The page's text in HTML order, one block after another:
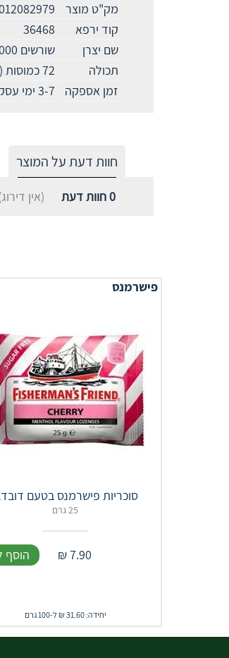
מק"ט מוצר
קוד ירפא
36468
שם יצרן
שורשים P-1000
תכולה
72 כמוסות (1.67 ₪ ליחידה)
זמן אספקה
3-7 ימי עסקים
חוות דעת על המוצר
0חוות דעת (אין
פישרמנס
סוכריות פישרמנס בטעם
25 גרם
7.90
₪ הוסף
יחידה: 31.60 ₪ ל-100 גרם